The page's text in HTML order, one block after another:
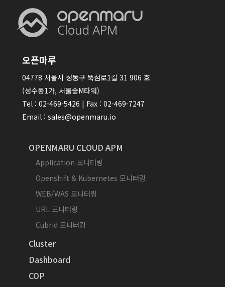
오픈마루
04778 서울시 성동구 뚝섬로1길 31 906 호
(성수동1가, 서울숲M타워)
Tel : 02-469-5426 | Fax : 02-469-7247
Email : sales@openmaru.io
OPENMARU CLOUD APM
Application 모니터링
Openshift & Kubernetes 모니터링
WEB/WAS 모니터링
URL 모니터링
Cubrid 모니터링
Cluster
Dashboard
COP